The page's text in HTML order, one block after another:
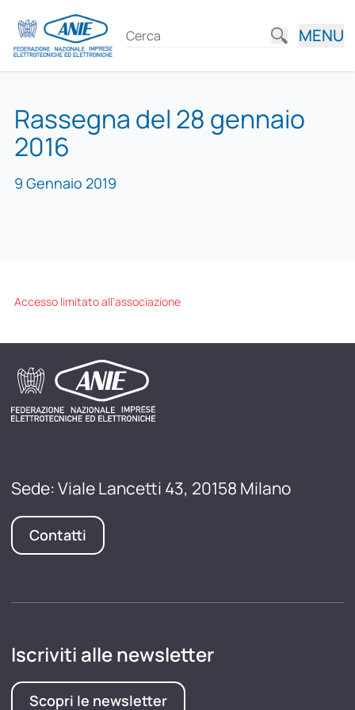
MENU
Rassegna del 28 gennaio
2016
9 Gennaio 2019
Accesso limitato all'associazione
Sede: Viale Lancetti 43, 20158 Milano
Contatti
Iscriviti alle newsletter
Scopri le newsletter